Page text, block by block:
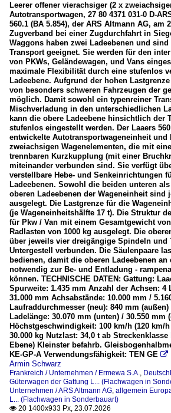
Gattung S... (für Coiltransporte)
Gattung S... (für Kombi-/
Gattung Sd.../Saad... (Taschen-
Gattung T... (Güterwagen mit
Gattung U... (Silo- und
Gattung Z... (Kesselwagen)
Gattung Zag...(Druckgas-
Deutschland
Güterzüge
Gemischte Güterzüge
Kesselwagenzüge
Unternehmen
ARS Altmann AG
Wagen
Güterwagen der Gattung L...
Güterwagen der Gattung U...
Güterwagen der Gattung Z...
Frankreich
Wagen
Güterwagen der Gattung F...
2020
2021
2022
2023
2024
2025
2026
Leerer offener vierachsiger (2 x
Autotransportwagen, 27 80 4371 031-0 D-
560.1 (BA 5.854), der ARS Altmann AG, am
Zugverband bei einer Zugdurchfahrt in
Waggons haben zwei Ladeebenen und
Transport geeignet. Sie werden für den
von PKWs, Geländewagen, und Vans
maximale Flexibilität durch eine stufenlos
Ladeebene. Aufgrund der hohen
von besonders schweren Fahrzeugen der
möglich. Damit sowohl ein typenreiner
Mischverladung in den unterschiedlichen
kann die obere Ladeebene hinsichtlich der
stufenlos eingestellt werden. Der Laaers
entwickelte Autotransportwageneinheit und
zweiachsigen Wagenelementen, die mit
trennbaren Kurzkupplung (mit einer
miteinander verbunden sind. Sie verfügt
verstellbare Hebe- und Senkeinrichtungen
Ladeebenen. Sowohl die beiden unteren
oberen Ladeebenen der Wageneinheit sind
ausgelegt. Die Lastgrenze für die
(je Wageneinheitshälfte 17 t). Die Struktur
für Pkw / Van mit einem Gesamtgewicht
Radlasten von 1000 kg ausgelegt. Die
über jeweils vier dreigängige Spindeln und
Untergestell verbunden. Die Säulenpaare
bedienen, damit die oberen Ladeebenen an
notwendig zur Be- und Entladung -
können. TECHNISCHE DATEN: Gattung:
Spurweite: 1.435 mm Anzahl der Achsen: 4
31.000 mm Achsabstände: 10.000 mm /
Laufraddurchmesser (neu): 840 mm
Ladelänge: 30.070 mm (unten) / 30.550 mm
Höchstgeschwindigkeit: 100 km/h (120 km/
30.000 kg Nutzlast: 34,0 t ab
Ebene) Kleinster befahrb.
KE-GP-A Verwendungsfähigkeit: TEN GE 
Armin Schwarz
Frankreich / Unternehmen / Ermewa S.A.,
Güterwagen der Gattung L... (Flachwagen in
Unternehmen / ARS Altmann AG, allgemein
L... (Flachwagen in Sonderbauart)
 20 1400x933 Px, 23.07.2026